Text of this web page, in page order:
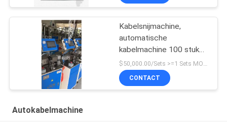
Kabelsnijmachine,
automatische
kabelmachine 100 stuks
per uur, diameter 1-2,5
mm
$50,000.00/Sets >=1 Sets MOQ:1 set
CONTACT
Autokabelmachine